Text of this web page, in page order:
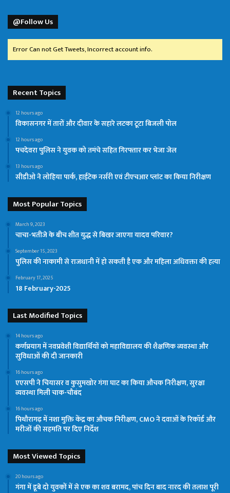
@Follow Us
Error Can not Get Tweets, Incorrect account info.
Recent Topics
12 hours ago
विकासनगर में तारों और दीवार के सहारे लटका टूटा बिजली पोल
12 hours ago
पचदेवरा पुलिस ने युवक को तमंचे सहित गिरफ्तार कर भेजा जेल
13 hours ago
सीडीओ ने लोहिया पार्क, हाईटेक नर्सरी एवं टीएचआर प्लांट का किया निरीक्षण
Most Popular Topics
March 9, 2023
चाचा-भतीजे के बीच शीत युद्ध से बिखर जाएगा यादव परिवार?
September 15, 2023
पुलिस की नाकामी से राजधानी में हो सकती है एक और महिला अधिवक्ता की हत्या
February 17, 2025
18 February-2025
Last Modified Topics
14 hours ago
कर्णप्रयाग में नवप्रवेशी विद्यार्थियों को महाविद्यालय की शैक्षणिक व्यवस्था और
सुविधाओं की दी जानकारी
16 hours ago
एएसपी ने चियासर व कुसुमखोर गंगा घाट का किया औचक निरीक्षण, सुरक्षा
व्यवस्था मिली चाक-चौबंद
16 hours ago
पिथौरागढ़ में नशा मुक्ति केंद्र का औचक निरीक्षण, CMO ने दवाओं के रिकॉर्ड और
मरीजों की सहमति पर दिए निर्देश
Most Viewed Topics
20 hours ago
गंगा में डूबे दो युवकों में से एक का शव बरामद, पांच दिन बाद नारद की तलाश पूरी